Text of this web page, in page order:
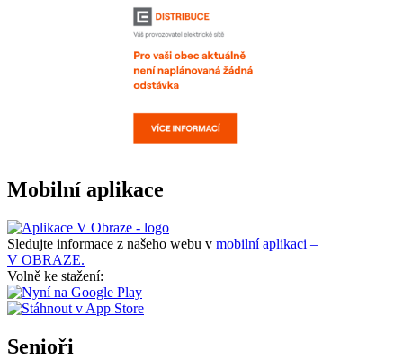
Mobilní aplikace
Sledujte informace z našeho webu v mobilní aplikaci –
V OBRAZE.
Volně ke stažení:
Senioři